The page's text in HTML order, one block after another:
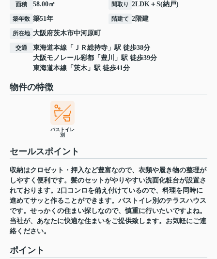
面積 58.00㎡ 間取り 2LDK＋S(納戸)
築年数 築51年 階建て 2階建
所在地 大阪府茨木市中河原町
交通 東海道本線 「 ＪＲ総持寺 」駅 徒歩38分
大阪モノレール彩都 「 豊川
」駅 徒歩39分
東海道本線 「 茨木 」駅 徒歩41分
物件の特徴
バストイレ
別
セールスポイント
収納はクロゼット・押入など豊富なので、衣類や履き物の整理が
しやすく便利です。髪のセットがやりやすい洗面化粧台が設置さ
れております。2口コンロを備え付けているので、料理を同時に
進めてサッと作ることができます。バストイレ別のテラスハウス
です。せっかくの住まい探しなので、慎重に行いたいですよね。
当社が、あなたに快適な住まいをご提供致します。お気軽にご連
絡ください。
ポイント